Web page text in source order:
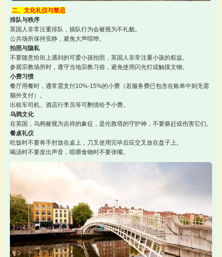
二、文化礼仪与禁忌
排队与秩序
英国人非常注重排队，插队行为会被视为不礼貌。
公共场所保持安静，避免大声喧哗。
拍照与隐私
不要随意给街上遇到的可爱小孩拍照，英国人非常注重小孩的权益。
参观宗教场所时，遵守当地宗教习俗，避免使用闪光灯或触摸文物。
小费习惯
餐厅用餐时，通常需支付10%-15%的小费（若服务费已包含在账单中则无需
额外支付）。
出租车司机、酒店行李员等可酌情给予小费。
乌鸦文化
在英国，乌鸦被视为吉祥的象征，是伦敦塔的守护神，不要驱赶或伤害它们。
餐桌礼仪
吃饭时不要将手肘放在桌上，刀叉使用完毕后应交叉放在盘子上。
喝汤时不要发出声音，咀嚼食物时不要张嘴。